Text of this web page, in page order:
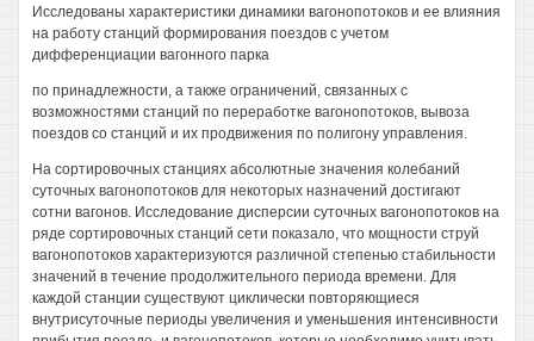
Исследованы характеристики динамики вагонопотоков и ее влияния
на работу станций формирования поездов с учетом
дифференциации вагонного парка
по принадлежности, а также ограничений, связанных с
возможностями станций по переработке вагонопотоков, вывоза
поездов со станций и их продвижения по полигону управления.
На сортировочных станциях абсолютные значения колебаний
суточных вагонопотоков для некоторых назначений достигают
сотни вагонов. Исследование дисперсии суточных вагонопотоков на
ряде сортировочных станций сети показало, что мощности струй
вагонопотоков характеризуются различной степенью стабильности
значений в течение продолжительного периода времени. Для
каждой станции существуют циклически повторяющиеся
внутрисуточные периоды увеличения и уменьшения интенсивности